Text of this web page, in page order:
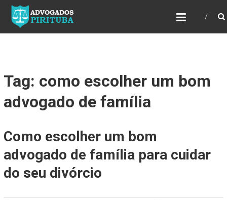
ADVOGADOS PIRITUBA
Precisando de advogado? Entre em contato!
Fazemos toda a assessoria que você
Tag: como escolher um bom
advogado de família
Como escolher um bom
advogado de família para cuidar
do seu divórcio